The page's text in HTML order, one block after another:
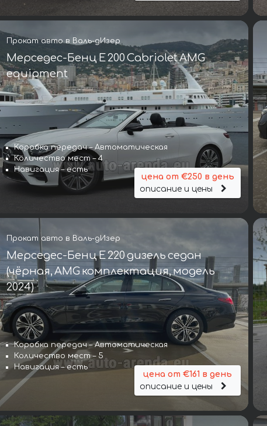
Прокат авто в Валь-дИзер
Мерседес-Бенц E 200 Cabriolet AMG
equipment
Коробка передач – Автоматическая
Количество мест – 4
Навигация – есть
цена от €250 в день
описание и цены
Прокат авто в Валь-дИзер
Мерседес-Бенц E 220 дизель седан
(чёрная, AMG комплектация, модель
2024)
Коробка передач – Автоматическая
Количество мест – 5
Навигация – есть
цена от €161 в день
описание и цены